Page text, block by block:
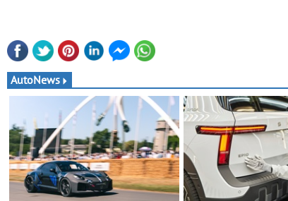
AutoNews